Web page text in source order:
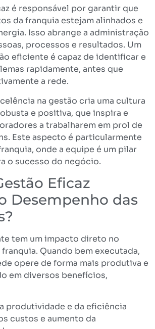
é responsável por garantir que
da franquia estejam alinhados e
Isso abrange a administração
processos e resultados. Um
eficiente é capaz de identificar e
rapidamente, antes que
a rede.
na gestão cria uma cultura
e positiva, que inspira e
a trabalharem em prol de
Este aspecto é particularmente
onde a equipe é um pilar
o sucesso do negócio.
Eficaz
Desempenho das
tem um impacto direto no
Quando bem executada,
opere de forma mais produtiva e
em diversos benefícios,
produtividade e da eficiência
custos e aumento da